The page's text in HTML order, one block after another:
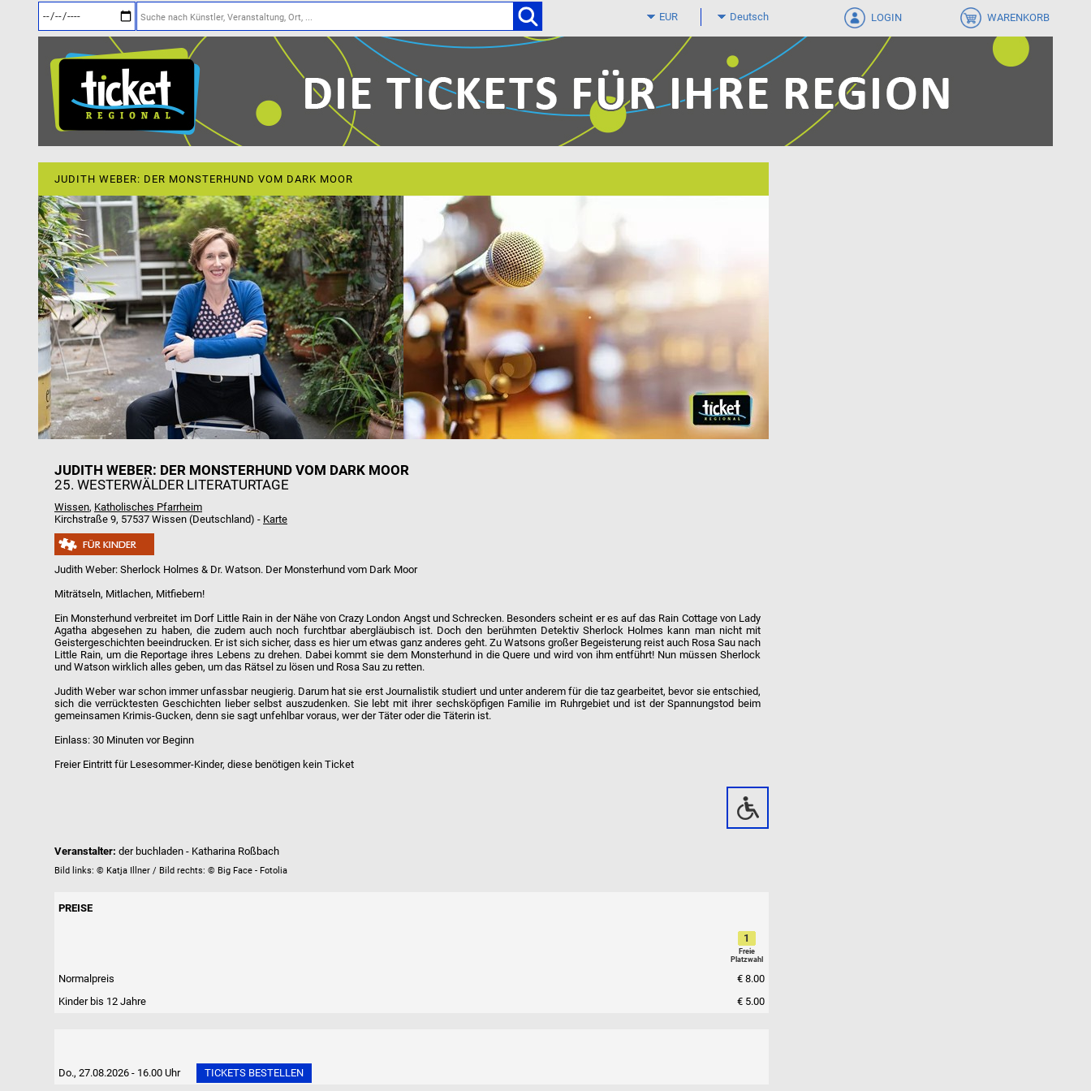
JUDITH WEBER: DER MONSTERHUND VOM DARK MOOR
JUDITH WEBER: DER MONSTERHUND VOM DARK MOOR
25. WESTERWÄLDER LITERATURTAGE
Wissen, Katholisches Pfarrheim
Kirchstraße 9, 57537 Wissen (Deutschland) - Karte
Judith Weber: Sherlock Holmes & Dr. Watson. Der Monsterhund vom Dark Moor
Miträtseln, Mitlachen, Mitfiebern!
Ein Monsterhund verbreitet im Dorf Little Rain in der Nähe von Crazy London Angst und Schrecken. Besonders scheint er es auf das Rain Cottage von Lady
Agatha abgesehen zu haben, die zudem auch noch furchtbar abergläubisch ist. Doch den berühmten Detektiv Sherlock Holmes kann man nicht mit
Geistergeschichten beeindrucken. Er ist sich sicher, dass es hier um etwas ganz anderes geht. Zu Watsons großer Begeisterung reist auch Rosa Sau nach
Little Rain, um die Reportage ihres Lebens zu drehen. Dabei kommt sie dem Monsterhund in die Quere und wird von ihm entführt! Nun müssen Sherlock
und Watson wirklich alles geben, um das Rätsel zu lösen und Rosa Sau zu retten.
Judith Weber war schon immer unfassbar neugierig. Darum hat sie erst Journalistik studiert und unter anderem für die taz gearbeitet, bevor sie entschied,
sich die verrücktesten Geschichten lieber selbst auszudenken. Sie lebt mit ihrer sechsköpfigen Familie im Ruhrgebiet und ist der Spannungstod beim
gemeinsamen Krimis-Gucken, denn sie sagt unfehlbar voraus, wer der Täter oder die Täterin ist.
Einlass: 30 Minuten vor Beginn
Freier Eintritt für Lesesommer-Kinder, diese benötigen kein Ticket
Veranstalter: der buchladen - Katharina Roßbach
Bild links: © Katja Illner / Bild rechts: © Big Face - Fotolia
PREISE
1
Freie
Platzwahl
Normalpreis
€ 8.00
Kinder bis 12 Jahre
€ 5.00
Do., 27.08.2026 - 16.00 Uhr TICKETS BESTELLEN
WARENKORB
LOGIN